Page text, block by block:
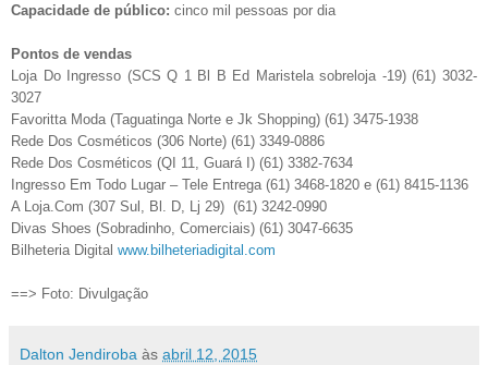
Capacidade de público: cinco mil pessoas por dia
Pontos de vendas
Loja Do Ingresso (SCS Q 1 Bl B Ed Maristela sobreloja -19) (61) 3032-
3027
Favoritta Moda (Taguatinga Norte e Jk Shopping) (61) 3475-1938
Rede Dos Cosméticos (306 Norte) (61) 3349-0886
Rede Dos Cosméticos (QI 11, Guará I) (61) 3382-7634
Ingresso Em Todo Lugar – Tele Entrega (61) 3468-1820 e (61) 8415-1136
A Loja.Com (307 Sul, Bl. D, Lj 29) (61) 3242-0990
Divas Shoes (Sobradinho, Comerciais) (61) 3047-6635
Bilheteria Digital www.bilheteriadigital.com
==> Foto: Divulgação
Dalton Jendiroba às abril 12, 2015